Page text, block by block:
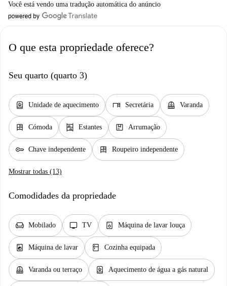
Você está vendo uma tradução automática do anúncio
O que esta propriedade oferece?
Seu quarto (quarto 3)
water_heater Unidade de aquecimento desk Secretária balcony Varanda
dresser Cómoda shelves Estantes package Arrumação
key Chave independente dresser Roupeiro independente
Mostrar todas (13)
Comodidades da propriedade
chair Mobilado tv TV dishwasher_gen Máquina de lavar louça
local_laundry_service Máquina de lavar kitchen Cozinha equipada
balcony Varanda ou terraço water_heater Aquecimento de água a gás natural